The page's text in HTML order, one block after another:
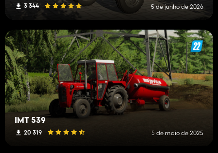
3 344 5 de junho de 2026
IMT 539
20 319 5 de maio de 2025